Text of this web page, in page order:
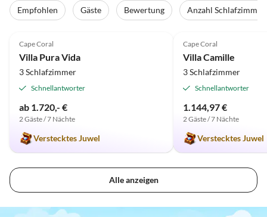
Empfohlen Gäste Bewertung Anzahl Schlafzimmer
Cape Coral
Villa Pura Vida
3 Schlafzimmer
Schnellantworter
ab 1.720,- €
2 Gäste / 7 Nächte
Verstecktes Juwel
Super-Gastgeber
Cape Coral
Villa Camille
3 Schlafzimmer
Schnellantworter
1.144,97 €
2 Gäste / 7 Nächte
Verstecktes Juwel
Alle anzeigen